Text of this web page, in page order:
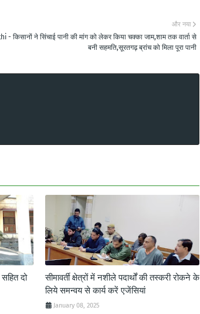
और नया
- किसानों ने सिंचाई पानी की मांग को लेकर किया चक्का जाम,शाम तक वार्ता से
बनी सहमति,सूरतगढ़ ब्रांच को मिला पूरा पानी
दो
सीमावर्ती क्षेत्रों में नशीले पदार्थों की तस्करी रोकने के
लिये समन्वय से कार्य करें एजेंसियां
January 08, 2025